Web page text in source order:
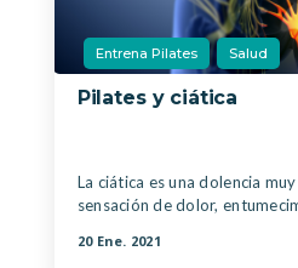
Entrena Pilates Salud
Pilates y ciática
La ciática es una dolencia
sensación de dolor,
20 Ene. 2021